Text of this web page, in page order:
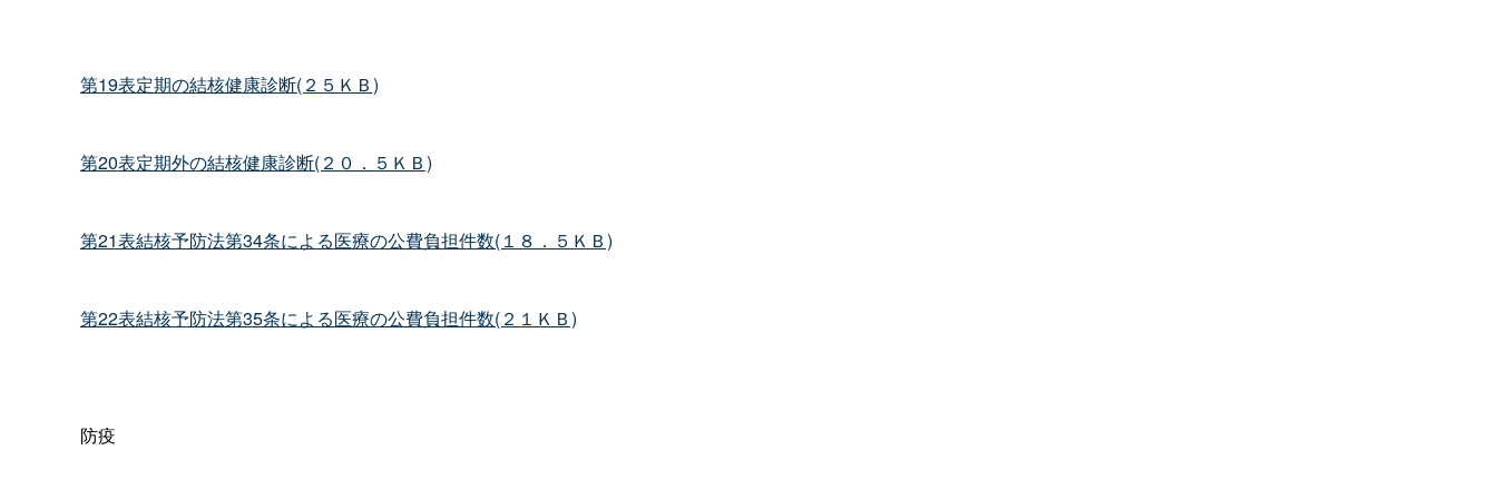
第19表定期の結核健康診断(２５ＫＢ)
第20表定期外の結核健康診断(２０．５ＫＢ)
第21表結核予防法第34条による医療の公費負担件数(１８．５ＫＢ)
第22表結核予防法第35条による医療の公費負担件数(２１ＫＢ)
防疫